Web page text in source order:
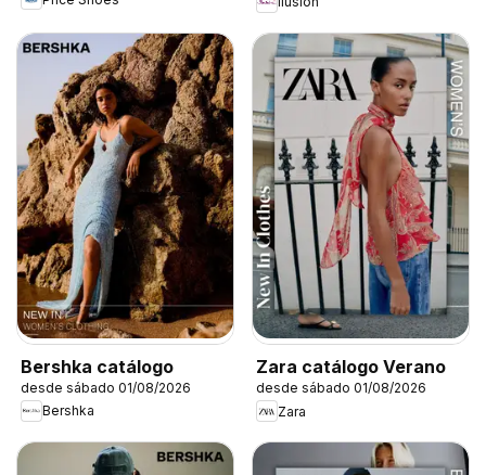
Bershka catálogo
desde sábado 01/08/2026
Bershka
Zara catálogo Verano
desde sábado 01/08/2026
Zara